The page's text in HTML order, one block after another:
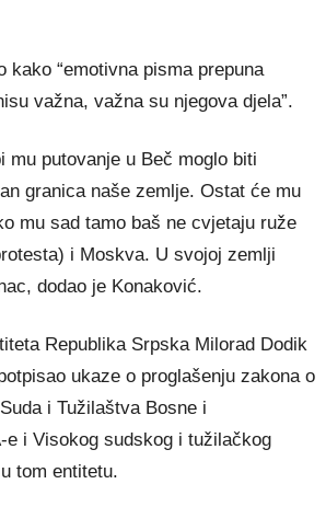
kako “emotivna pisma prepuna
važna, važna su njegova djela”.
mu putovanje u Beč moglo biti
granica naše zemlje. Ostat će mu
mu sad tamo baš ne cvjetaju ruže
i Moskva. U svojoj zemlji
dodao je Konaković.
Republika Srpska Milorad Dodik
ukaze o proglašenju zakona o
i Tužilaštva Bosne i
e i Visokog sudskog i tužilačkog
tom entitetu.